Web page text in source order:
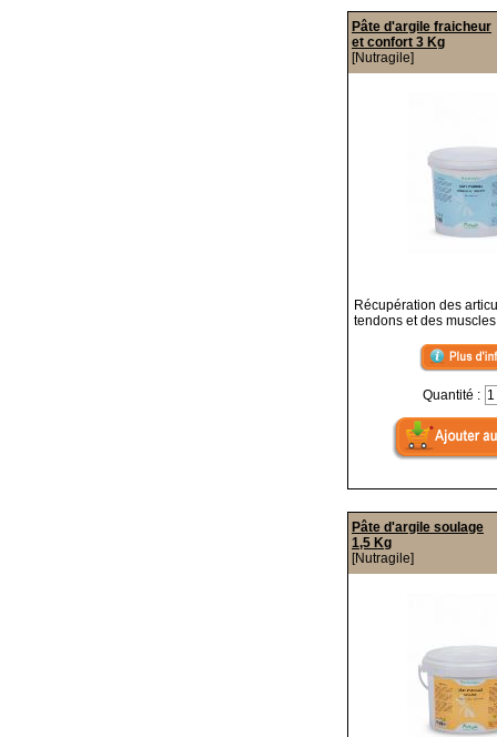
Pâte d'argile fraicheur
et confort 3 Kg
[Nutragile]
Récupération des
tendons et des muscles
Quantité :
Pâte d'argile soulage
1,5 Kg
[Nutragile]